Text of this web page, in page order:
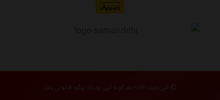
© کپی رایت ۲۰۲۶ هر گونه کپی بردرای پیگرد قانونی دارد